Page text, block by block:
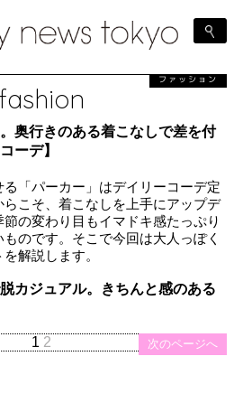
fashion
ファッション
奥行きのある着こなしで差を付
ーデ】
「パーカー」はデイリーコーデ定
こそ、着こなしを上手にアップデ
の変わり目もイマドキ感たっぷり
のです。そこで今回は大人っぽく
解説します。
カジュアル。きちんと感のある
次のページへ
1 2